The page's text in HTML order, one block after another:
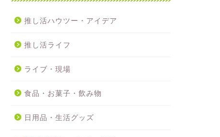
推し活ハウツー・アイデア
推し活ライフ
ライブ・現場
食品・お菓子・飲み物
日用品・生活グッズ